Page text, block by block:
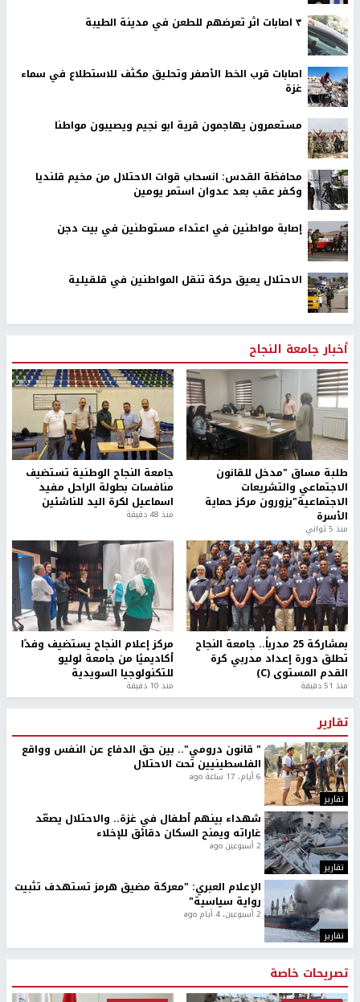
٣ اصابات اثر تعرضهم للطعن في مدينة الطيبة
اصابات قرب الخط الأصفر وتحليق مكثف للاستطلاع في سماء
غزة
مستعمرون يهاجمون قرية ابو نجيم ويصيبون مواطنا
محافظة القدس: انسحاب قوات الاحتلال من مخيم قلنديا
وكفر عقب بعد عدوان استمر يومين
إصابة مواطنين في اعتداء مستوطنين في بيت دجن
الاحتلال يعيق حركة تنقل المواطنين في قلقيلية
أخبار جامعة النجاح
طلبة مساق "مدخل للقانون
الاجتماعي والتشريعات
الاجتماعية"يزورون مركز حماية
الأسرة
منذ 5 ثواني
جامعة النجاح الوطنية تستضيف
منافسات بطولة الراحل مفيد
اسماعيل لكرة اليد للناشئين
منذ 48 دقيقة
بمشاركة 25 مدرباً.. جامعة النجاح
تطلق دورة إعداد مدربي كرة
القدم المستوى (C)
منذ 51 دقيقة
مركز إعلام النجاح يستضيف وفدًا
أكاديميًا من جامعة لوليو
للتكنولوجيا السويدية
منذ 10 دقيقة
تقارير
تقارير
" قانون درومي".. بين حق الدفاع عن النفس وواقع
الفلسطينيين تحت الاحتلال
6 أيام، 17 ساعة ago
تقارير
شهداء بينهم أطفال في غزة.. والاحتلال يصعّد
غاراته ويمنح السكان دقائق للإخلاء
2 أسبوعين ago
تقارير
الإعلام العبري: "معركة مضيق هرمز تستهدف تثبيت
رواية سياسية"
2 أسبوعين، 4 أيام ago
تصريحات خاصة